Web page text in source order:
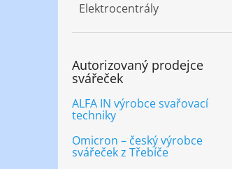
Elektrocentrály
Autorizovaný prodejce
svářeček
ALFA IN výrobce svařovací
techniky
Omicron – český výrobce
svářeček z Třebíče